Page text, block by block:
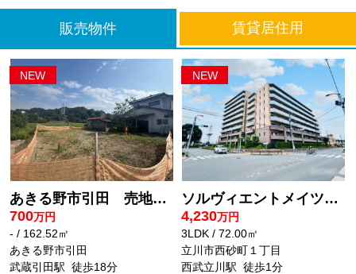
販売物件 賃貸居住用
あきる野市引田 売地 49坪
700万円
- / 162.52㎡
あきる野市引田
武蔵引田駅 徒歩18分
ソルヴィエントメイツ西武立川
4,230万円
3LDK / 72.00㎡
立川市西砂町１丁目
西武立川駅 徒歩1分